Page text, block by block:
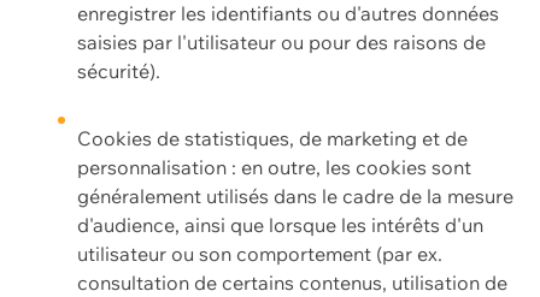
enregistrer les identifiants ou d'autres données
saisies par l'utilisateur ou pour des raisons de
sécurité).
Cookies de statistiques, de marketing et de
personnalisation : en outre, les cookies sont
généralement utilisés dans le cadre de la mesure
d'audience, ainsi que lorsque les intérêts d'un
utilisateur ou son comportement (par ex.
consultation de certains contenus, utilisation de